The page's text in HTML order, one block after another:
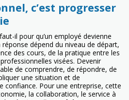
c’est progresser
il pour qu’un employé devienne
dépend du niveau de départ,
des cours, de la pratique entre les
visées. Devenir
de comprendre, de répondre, de
une situation et de
confiance. Pour une entreprise, cette
la collaboration, le service à